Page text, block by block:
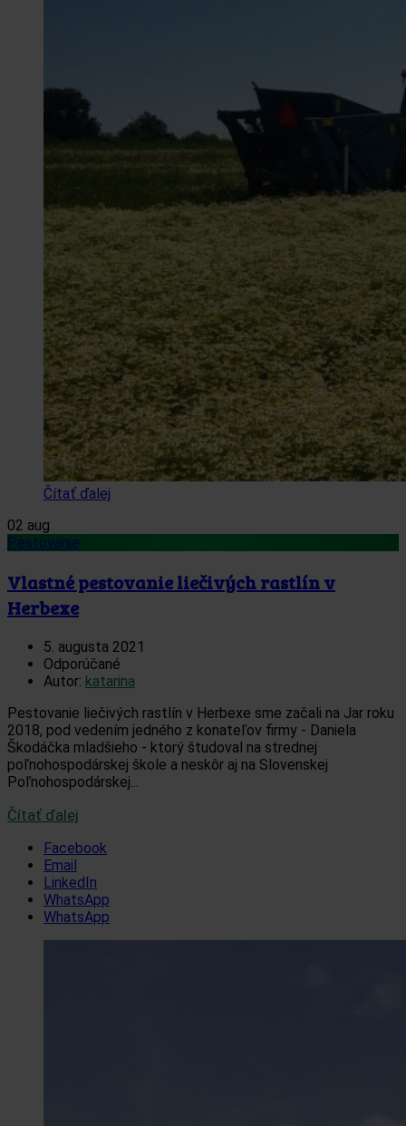
Čítať ďalej
02 aug
Pestovanie
Vlastné pestovanie liečivých rastlín v
Herbexe
5. augusta 2021
Odporúčané
Autor: katarina
Pestovanie liečivých rastlín v Herbexe sme začali na Jar roku
2018, pod vedením jedného z konateľov firmy - Daniela
Škodáčka mladšieho - ktorý študoval na strednej
poľnohospodárskej škole a neskôr aj na Slovenskej
Poľnohospodárskej...
Čítať ďalej
Facebook
Email
LinkedIn
WhatsApp
WhatsApp